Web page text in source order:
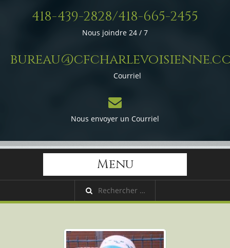
418-439-2828/418-665-2455
Nous joindre 24 / 7
Courriel
Nous envoyer un Courriel
Menu